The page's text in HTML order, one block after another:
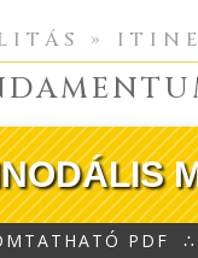
»
PDF ∴